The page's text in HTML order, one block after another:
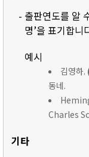
- 출판연도를 알
명’을 표기합니
예시
김영하.
동네.
Charles
기타